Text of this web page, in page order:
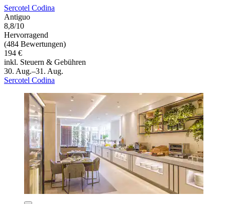
Sercotel Codina
Antiguo
8,8/10
Hervorragend
(484 Bewertungen)
194 €
inkl. Steuern & Gebühren
30. Aug.–31. Aug.
Sercotel Codina